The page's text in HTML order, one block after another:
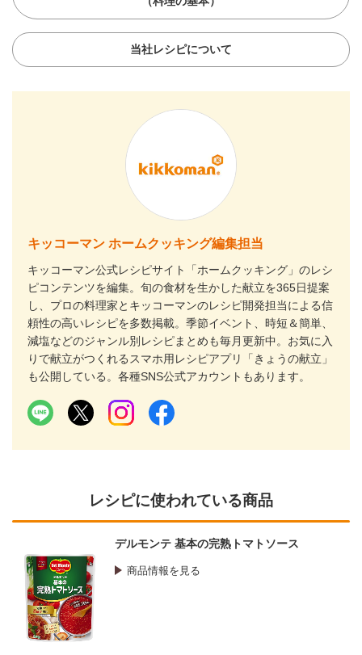
当社レシピについて
キッコーマン ホームクッキング編集担当
キッコーマン公式レシピサイト「ホームクッキング」のレシ
ピコンテンツを編集。旬の食材を生かした献立を365日提案
し、プロの料理家とキッコーマンのレシピ開発担当による信
頼性の高いレシピを多数掲載。季節イベント、時短＆簡単、
減塩などのジャンル別レシピまとめも毎月更新中。お気に入
りで献立がつくれるスマホ用レシピアプリ「きょうの献立」
も公開している。各種SNS公式アカウントもあります。
レシピに使われている商品
デルモンテ 基本の完熟トマトソース
商品情報を見る